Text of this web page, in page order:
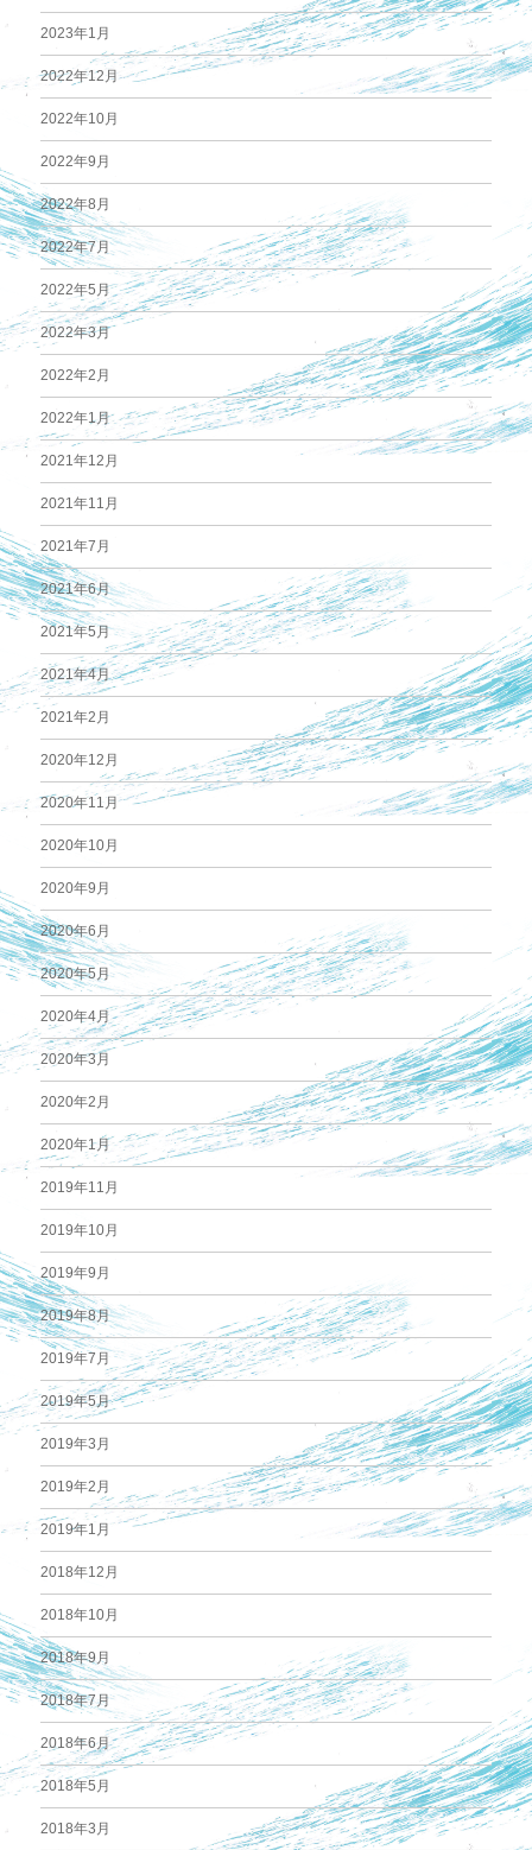
2023年1月
2022年12月
2022年10月
2022年9月
2022年8月
2022年7月
2022年5月
2022年3月
2022年2月
2022年1月
2021年12月
2021年11月
2021年7月
2021年6月
2021年5月
2021年4月
2021年2月
2020年12月
2020年11月
2020年10月
2020年9月
2020年6月
2020年5月
2020年4月
2020年3月
2020年2月
2020年1月
2019年11月
2019年10月
2019年9月
2019年8月
2019年7月
2019年5月
2019年3月
2019年2月
2019年1月
2018年12月
2018年10月
2018年9月
2018年7月
2018年6月
2018年5月
2018年3月